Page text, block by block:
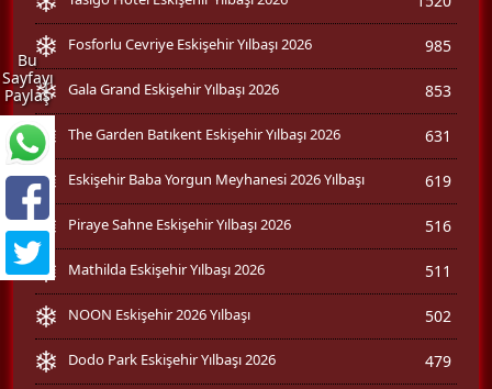
Bu
Sayfayı
Paylaş
Fosforlu Cevriye Eskişehir Yılbaşı 2026 985
Gala Grand Eskişehir Yılbaşı 2026 853
The Garden Batıkent Eskişehir Yılbaşı 2026 631
Eskişehir Baba Yorgun Meyhanesi 2026 Yılbaşı 619
Piraye Sahne Eskişehir Yılbaşı 2026 516
Mathilda Eskişehir Yılbaşı 2026 511
NOON Eskişehir 2026 Yılbaşı 502
Dodo Park Eskişehir Yılbaşı 2026 479